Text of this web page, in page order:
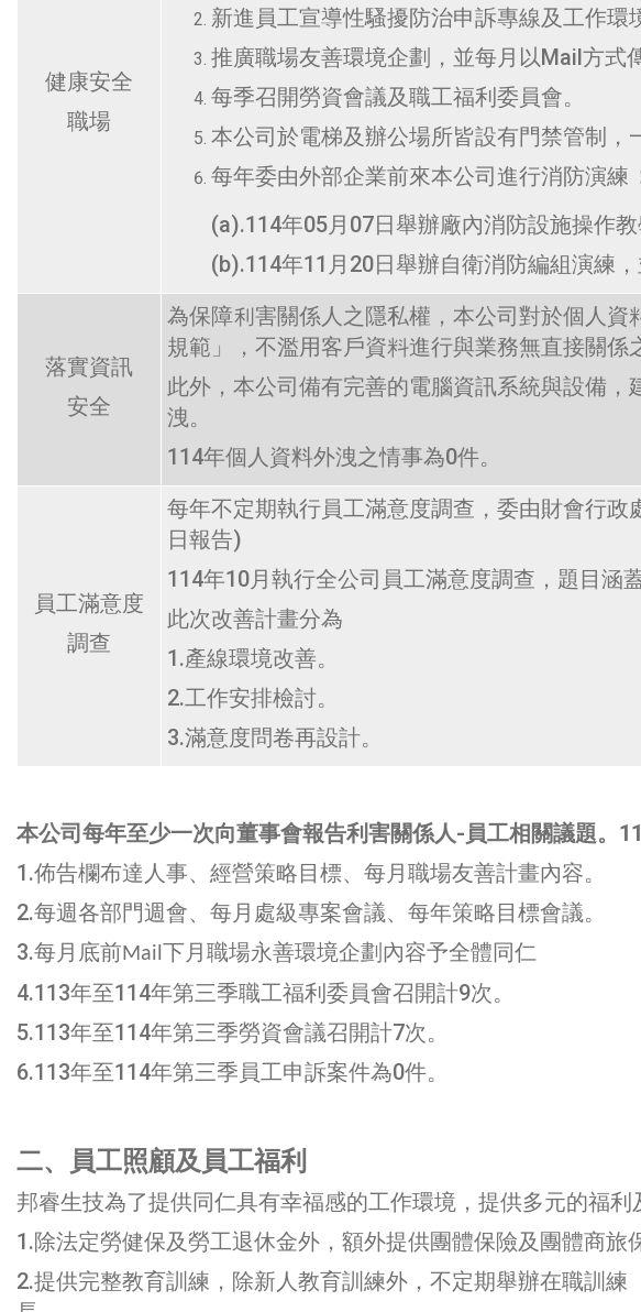
健康安全
職場
新進員工宣導性騷擾防治申訴專線及工作環
推廣職場友善環境企劃，並每月以Mail方式
每季召開勞資會議及職工福利委員會。
本公司於電梯及辦公場所皆設有門禁管制，
每年委由外部企業前來本公司進行消防演練
(a).114年05月07日舉辦廠內消防設施操作教
(b).114年11月20日舉辦自衛消防編組演練
落實資訊
安全
為保障利害關係人之隱私權，本公司對於個人
規範」，不濫用客戶資料進行與業務無直接關係
此外，本公司備有完善的電腦資訊系統與設備
洩。
114年個人資料外洩之情事為0件。
員工滿意度
調查
每年不定期執行員工滿意度調查，委由財會行
日報告)
114年10月執行全公司員工滿意度調查，題目涵
此次改善計畫分為
1.產線環境改善。
2.工作安排檢討。
3.滿意度問卷再設計。
本公司每年至少一次向董事會報告利害關係人-員工相關議題。
1.佈告欄布達人事、經營策略目標、每月職場友善計畫內容。
2.每週各部門週會、每月處級專案會議、每年策略目標會議。
3.每月底前Mail下月職場永善環境企劃內容予全體同仁
4.113年至114年第三季職工福利委員會召開計9次。
5.113年至114年第三季勞資會議召開計7次。
6.113年至114年第三季員工申訴案件為0件。
二、員工照顧及員工福利
邦睿生技為了提供同仁具有幸福感的工作環境，提供多元的福
1.除法定勞健保及勞工退休金外，額外提供團體保險及團體商旅
2.提供完整教育訓練，除新人教育訓練外 ，不定期舉辦在職訓